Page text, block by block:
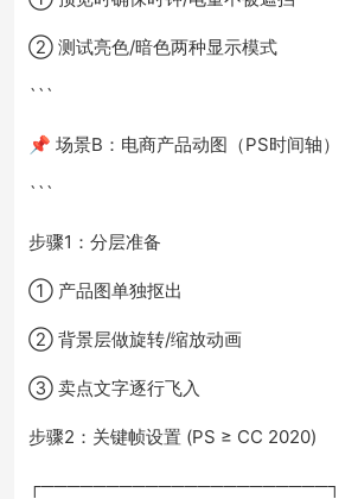
② 测试亮色/暗色两种显示模式
```
📌 场景B：电商产品动图（PS时间轴）
```
步骤1：分层准备
① 产品图单独抠出
② 背景层做旋转/缩放动画
③ 卖点文字逐行飞入
步骤2：关键帧设置 (PS ≥ CC 2020)
┌──────────────────────┐